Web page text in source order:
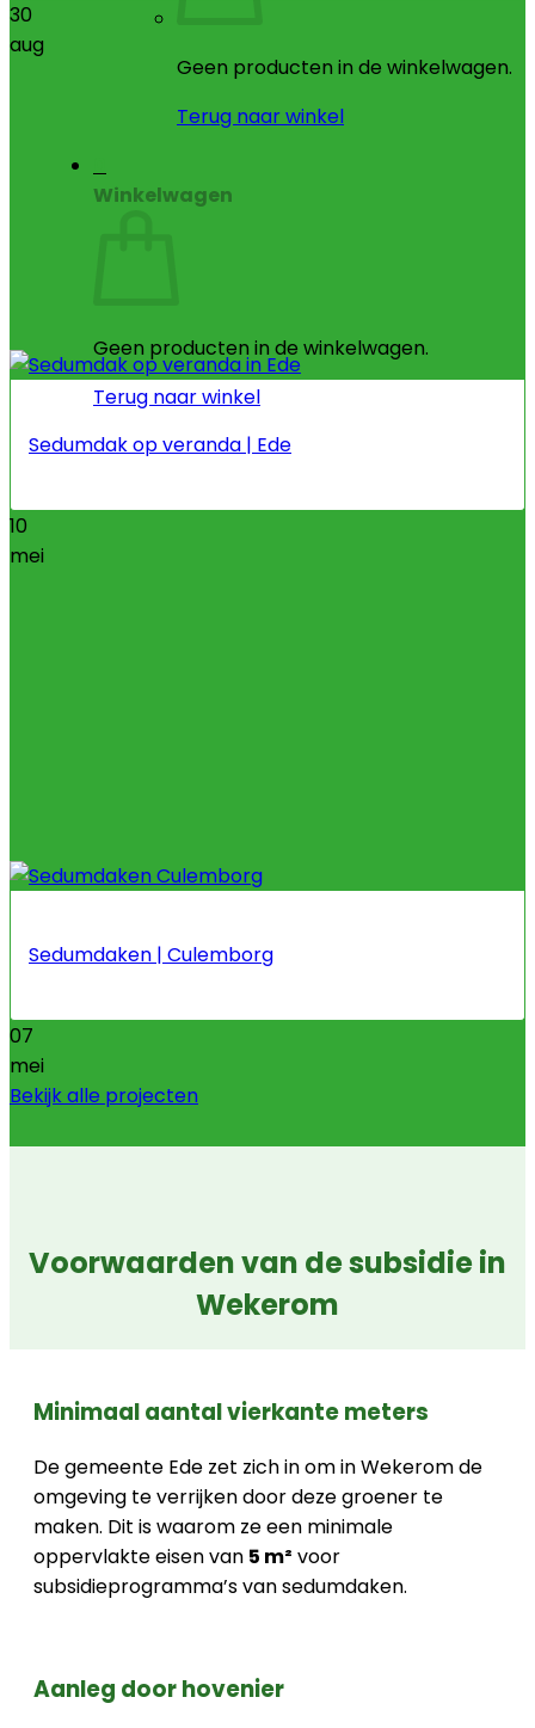
Geen producten in de winkelwagen.
Terug naar winkel
Winkelwagen
Geen producten in de winkelwagen.
Terug naar winkel
30
aug
Sedumdak op veranda | Ede
10
mei
Sedumdaken | Culemborg
07
mei
Bekijk alle projecten
Voorwaarden van de subsidie in
Wekerom
Minimaal aantal vierkante meters
De gemeente Ede zet zich in om in Wekerom de
omgeving te verrijken door deze groener te
maken. Dit is waarom ze een minimale
oppervlakte eisen van 5 m² voor
subsidieprogramma’s van sedumdaken.
Aanleg door hovenier